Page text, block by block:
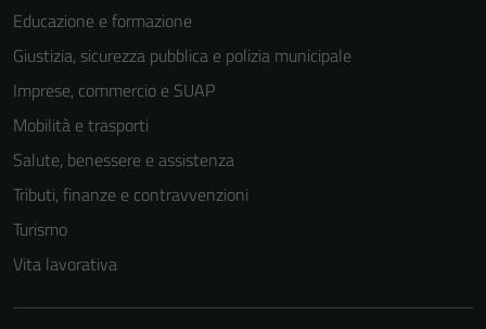
Educazione e formazione
Giustizia, sicurezza pubblica e polizia municipale
Imprese, commercio e SUAP
Mobilità e trasporti
Salute, benessere e assistenza
Tributi, finanze e contravvenzioni
Turismo
Vita lavorativa